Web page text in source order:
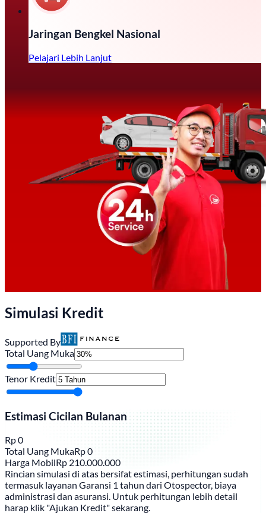
Jaringan Bengkel Nasional
Pelajari Lebih Lanjut
Simulasi Kredit
Supported By
Total Uang Muka
Tenor Kredit
Estimasi Cicilan Bulanan
Rp0
Total Uang MukaRp0
Harga MobilRp 210.000.000
Rincian simulasi di atas bersifat estimasi, perhitungan sudah
termasuk layanan Garansi 1 tahun dari Otospector, biaya
administrasi dan asuransi. Untuk perhitungan lebih detail
harap klik "Ajukan Kredit" sekarang.